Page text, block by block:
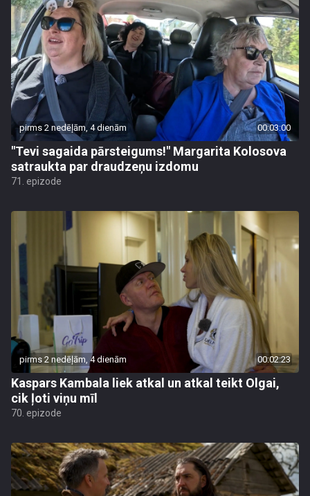
pirms 2 nedēļām, 4 dienām 00:03:00
"Tevi sagaida pārsteigums!" Margarita Kolosova
satraukta par draudzeņu izdomu
71. epizode
pirms 2 nedēļām, 4 dienām 00:02:23
Kaspars Kambala liek atkal un atkal teikt Olgai,
cik ļoti viņu mīl
70. epizode